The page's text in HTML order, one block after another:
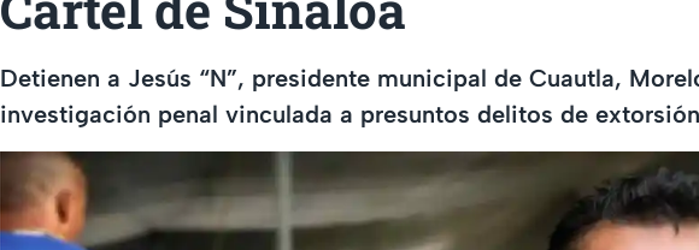
Detienen a Jesús “N”, presidente municipal de Cuautla,
investigación penal vinculada a presuntos delitos de